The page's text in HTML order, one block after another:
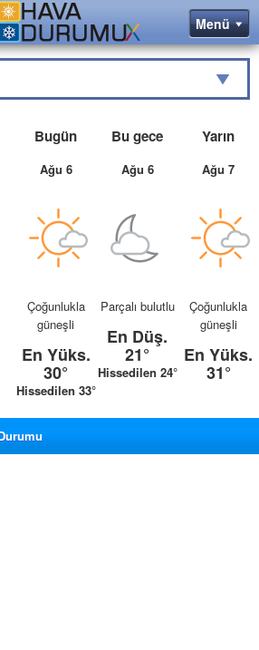
Bugün
Ağu 6
Çoğunlukla
güneşli
En Yüks.
30°
Hissedilen 33°
Bu gece
Ağu 6
Parçalı bulutlu
En Düş.
21°
Hissedilen 24°
Yarın
Ağu 7
Çoğunlukla
güneşli
En Yüks.
31°